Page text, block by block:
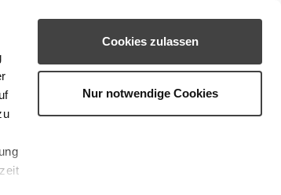
Cookies zulassen
Nur notwendige Cookies